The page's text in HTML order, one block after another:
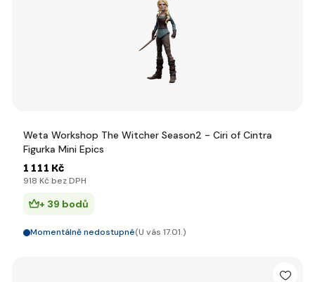
Weta Workshop The Witcher Season2 - Ciri of Cintra
Figurka Mini Epics
1 111 Kč
918 Kč bez DPH
+ 39 bodů
Momentálně nedostupné(U vás 17.01.)